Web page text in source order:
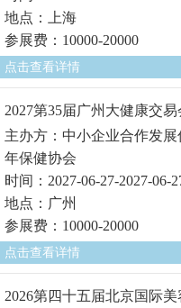
地点：上海
参展费：10000-20000
点击查看详情
2027第35届广州大健康交
主办方：中小企业合作发
年保健协会
时间：2027-06-27-2027-06-
地点：广州
参展费：10000-20000
点击查看详情
2026第四十五届北京国际